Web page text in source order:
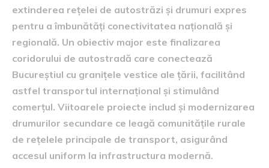
extinderea rețelei de autostrăzi și drumuri expres
pentru a îmbunătăți conectivitatea națională și
regională. Un obiectiv major este finalizarea
coridorului de autostradă care conectează
Bucureștiul cu granițele vestice ale țării, facilitând
astfel transportul internațional și stimulând
comerțul. Viitoarele proiecte includ și modernizarea
drumurilor secundare ce leagă comunitățile rurale
de rețelele principale de transport, asigurând
accesul uniform la infrastructura modernă.